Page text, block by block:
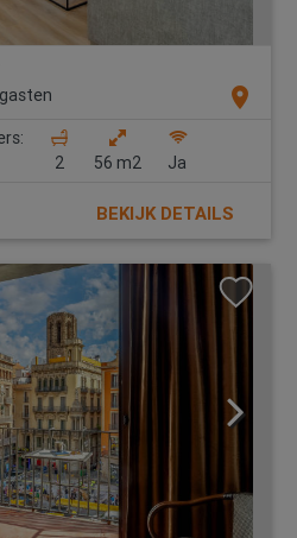
location_on
2 56 m2
Ja
BEKIJK DETAILS